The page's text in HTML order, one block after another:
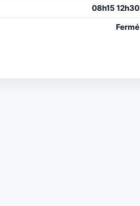
08h15 12h30
Fermé